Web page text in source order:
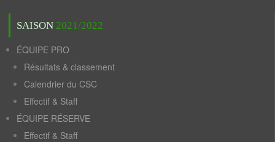
SAISON 2021/2022
ÉQUIPE PRO
Résultats & classement
Calendrier du CSC
Effectif & Staff
ÉQUIPE RÉSERVE
Effectif & Staff